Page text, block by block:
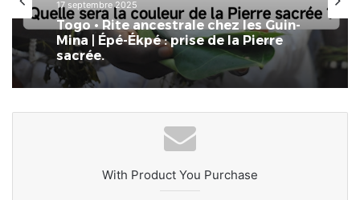
Culture et tradition
17 septembre 2025
Togo • Rite ancestrale chez les Guin-
Mina | Épé-Ékpé : prise de la Pierre
sacrée.
Burkina Faso • Homosexualité :
Peines de prison, amendes et
expulsions pour les adeptes de
telles relations
With Product You Purchase